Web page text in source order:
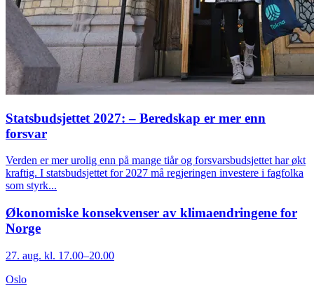
Statsbudsjettet 2027: – Beredskap er mer enn
forsvar
Verden er mer urolig enn på mange tiår og forsvarsbudsjettet har økt
kraftig. I statsbudsjettet for 2027 må regjeringen investere i fagfolka
som styrk...
Økonomiske konsekvenser av klimaendringene for
Norge
27. aug. kl. 17.00–20.00
Oslo